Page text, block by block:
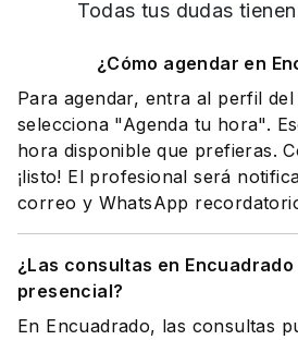
Todas tus dudas
¿Cómo agendar en
Para agendar, entra al perfil
selecciona "Agenda tu hora".
hora disponible que prefieras.
¡listo! El profesional será
correo y WhatsApp
¿Las consultas en
presencial?
En Encuadrado, las consultas